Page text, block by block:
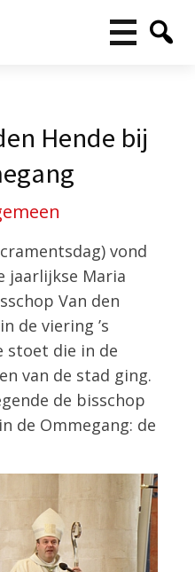
Hende bij
vond
jaarlijkse Maria
Van den
de viering ’s
stoet die in de
van de stad ging.
de bisschop
de Ommegang: de